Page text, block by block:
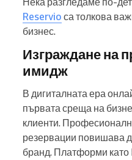
Reservio са толкова
бизнес.
Изграждане на
имидж
В дигиталната ера
първата среща на
клиенти.
резервации повишава
бранд. Платформи като